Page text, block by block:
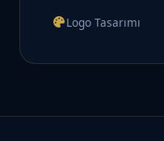
Logo Tasarımı